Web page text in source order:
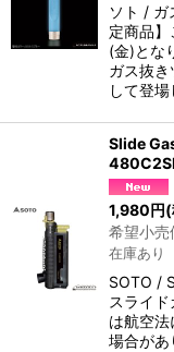
ソト / ガ
定商品
(金)とな
ガス抜
して登
Slide
1,980円
希望小売
在庫あり
SOTO /
スライ
は航空
場合が